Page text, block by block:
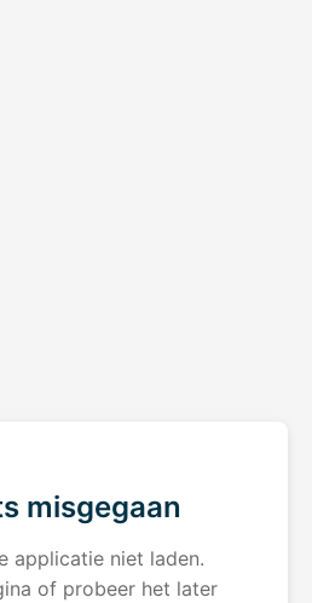
misgegaan
applicatie niet laden.
of probeer het later